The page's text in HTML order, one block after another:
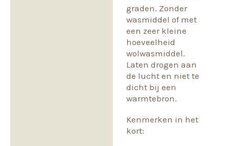
graden. Zonder
wasmiddel of met
een zeer kleine
hoeveelheid
wolwasmiddel.
Laten drogen aan
de lucht en niet te
dicht bij een
warmtebron.
Kenmerken in het
kort: